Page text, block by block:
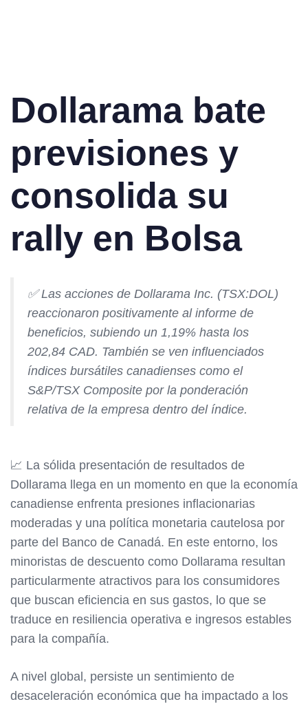
Dollarama bate
previsiones y
consolida su
rally en Bolsa
✅ Las acciones de Dollarama Inc. (TSX:DOL)
reaccionaron positivamente al informe de
beneficios, subiendo un 1,19% hasta los
202,84 CAD. También se ven influenciados
índices bursátiles canadienses como el
S&P/TSX Composite por la ponderación
relativa de la empresa dentro del índice.
📈 La sólida presentación de resultados de
Dollarama llega en un momento en que la economía
canadiense enfrenta presiones inflacionarias
moderadas y una política monetaria cautelosa por
parte del Banco de Canadá. En este entorno, los
minoristas de descuento como Dollarama resultan
particularmente atractivos para los consumidores
que buscan eficiencia en sus gastos, lo que se
traduce en resiliencia operativa e ingresos estables
para la compañía.
A nivel global, persiste un sentimiento de
desaceleración económica que ha impactado a los